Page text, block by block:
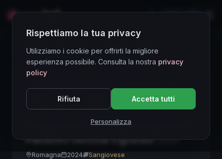
LIVE
Directory Vini
Rosso
Superiore
Affinabile
Sangiovese di Romagna Superiore
Pandolfo Vecchia Vigna Bio2024
Romagna 2024
Sangiovese
Rispettiamo la tua privacy
Utilizziamo i cookie per offrirti la migliore
esperienza possibile. Consulta la nostra privacy
policy
Rifiuta Accetta tutti
Personalizza